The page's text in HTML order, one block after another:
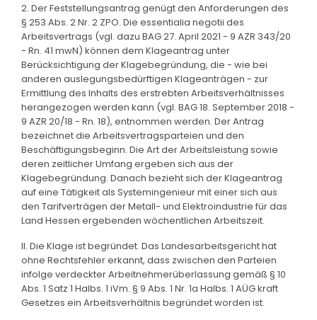
2. Der Feststellungsantrag genügt den Anforderungen des
§ 253 Abs. 2 Nr. 2 ZPO. Die essentialia negotii des
Arbeitsvertrags (vgl. dazu BAG 27. April 2021 - 9 AZR 343/20
- Rn. 41 mwN) können dem Klageantrag unter
Berücksichtigung der Klagebegründung, die - wie bei
anderen auslegungsbedürftigen Klageanträgen - zur
Ermittlung des Inhalts des erstrebten Arbeitsverhältnisses
herangezogen werden kann (vgl. BAG 18. September 2018 -
9 AZR 20/18 - Rn. 18), entnommen werden. Der Antrag
bezeichnet die Arbeitsvertragsparteien und den
Beschäftigungsbeginn. Die Art der Arbeitsleistung sowie
deren zeitlicher Umfang ergeben sich aus der
Klagebegründung. Danach bezieht sich der Klageantrag
auf eine Tätigkeit als Systemingenieur mit einer sich aus
den Tarifverträgen der Metall- und Elektroindustrie für das
Land Hessen ergebenden wöchentlichen Arbeitszeit.
II. Die Klage ist begründet. Das Landesarbeitsgericht hat
ohne Rechtsfehler erkannt, dass zwischen den Parteien
infolge verdeckter Arbeitnehmerüberlassung gemäß § 10
Abs. 1 Satz 1 Halbs. 1 iVm. § 9 Abs. 1 Nr. 1a Halbs. 1 AÜG kraft
Gesetzes ein Arbeitsverhältnis begründet worden ist.